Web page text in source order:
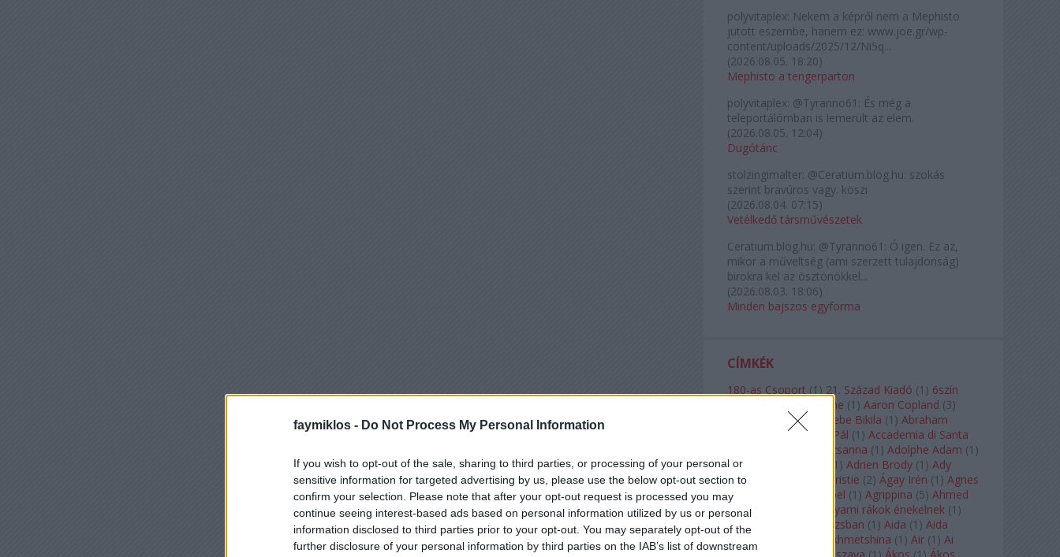
faymiklos - Do Not Process My Personal Information
If you wish to opt-out of the sale, sharing to third parties, or processing of your personal or
sensitive information for targeted advertising by us, please use the below opt-out section to
confirm your selection. Please note that after your opt-out request is processed you may
continue seeing interest-based ads based on personal information utilized by us or personal
information disclosed to third parties prior to your opt-out. You may separately opt-out of the
further disclosure of your personal information by third parties on the IAB’s list of downstream
polyvitaplex: Nekem a képről nem a Mephisto
jutott eszembe, hanem ez: www.joe.gr/wp-
content/uploads/2025/12/Ni5q...
(2026.08.05. 18:20)
Mephisto a tengerparton
polyvitaplex: @Tyranno61: És még a
teleportálómban is lemerült az elem.
(2026.08.05. 12:04)
Dugótánc
stolzingimalter: @Ceratium.blog.hu: szokás
szerint bravúros vagy. köszi
(2026.08.04. 07:15)
Vetélkedő társművészetek
Ceratium.blog.hu: @Tyranno61: Ó igen. Ez az,
mikor a műveltség (ami szerzett tulajdonság)
birokra kel az ösztönökkel...
(2026.08.03. 18:06)
Minden bajszos egyforma
CÍMKÉK
180-as Csoport (1 ) 21. Század Kiadó (1 ) 6szín
A. A. Milne (1 ) Aaron Copland (3)
Aaron Rosand ( Abebe Bikila (1 ) Abraham
Ábrahám Pál (1 ) Accademia di Santa
Ádám Zsuzsanna (1 ) Adolphe Adam (1 )
Adriana Lecouvreur
1 ) Adrien Brody (1 ) Ady
Endre
Agatha Christie (2) Ágay Irén (1 ) Agnes
Baltsa
Agnes Giebel (1 ) Agrippina (5) Ahmed
Szadavi
Ahol a folyami rákok énekelnek (1 )
Ahol a nap felkel Párizsban (1 ) Aida (1 ) Aida
Garifullina
Aigul Akhmetshina (1 ) Air (1 ) Ai